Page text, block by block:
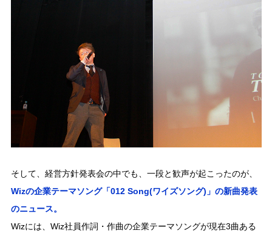
そして、経営方針発表会の中でも、一段と歓声が起こったのが、
Wizの企業テーマソング「012 Song(ワイズソング)」の新曲発表
のニュース。
Wizには、Wiz社員作詞・作曲の企業テーマソングが現在3曲ある